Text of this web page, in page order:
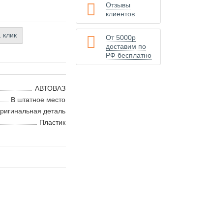
клик
АВТОВАЗ
В штатное место
деталь
Пластик
Отзывы
клиентов
От 5000р
доставим по
РФ бесплатно